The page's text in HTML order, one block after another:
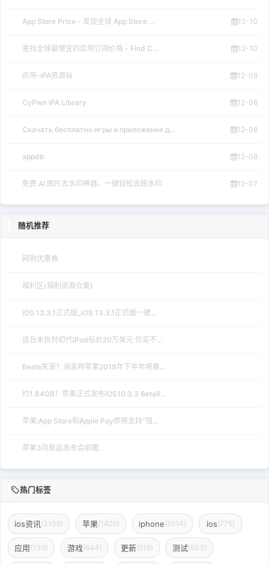
App Store Price - 发现全球 App Store ... 12-10
查找全球最便宜的应用订阅价格 - Find C... 12-10
应用-iPA资源站 12-08
CyPwn IPA Library 12-08
Скачать бесплатно игры и приложения д... 12-08
appdb 12-08
免费 AI 图片去水印神器，一键轻松去除水印 12-07
随机推荐
网购优惠券
福利区(福利资源合集)
iOS 13.3.1正式版_iOS 13.3.1正式版一键...
这台未拆封初代iPod标价20万美元 你买不...
Beats失宠？消息称苹果2019年下半年将推...
约1.84GB！苹果正式发布iOS10.3.3 Beta6...
苹果:App Store和Apple Pay即将支持“强...
苹果3月新品发布会前瞻
热门标签
ios资讯 (3108) 苹果(1426) iphone(1014) ios(775)
应用(735) 游戏(644) 更新(519) 测试(503)